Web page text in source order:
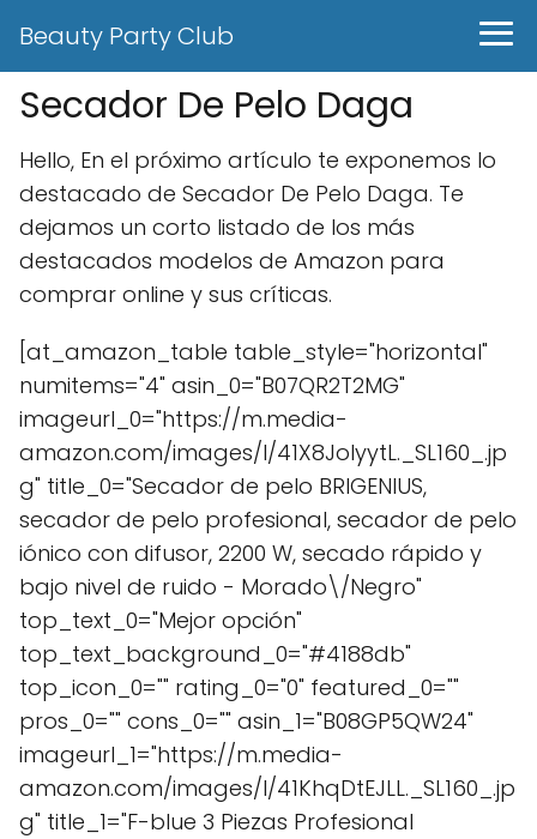
Beauty Party Club
Secador De Pelo Daga
Hello, En el próximo artículo te exponemos lo
destacado de Secador De Pelo Daga. Te
dejamos un corto listado de los más
destacados modelos de Amazon para
comprar online y sus críticas.
[at_amazon_table table_style="horizontal"
numitems="4" asin_0="B07QR2T2MG"
imageurl_0="https://m.media-
amazon.com/images/I/41X8JolyytL._SL160_.jp
g" title_0="Secador de pelo BRIGENIUS,
secador de pelo profesional, secador de pelo
iónico con difusor, 2200 W, secado rápido y
bajo nivel de ruido - Morado\/Negro"
top_text_0="Mejor opción"
top_text_background_0="#4188db"
top_icon_0="" rating_0="0" featured_0=""
pros_0="" cons_0="" asin_1="B08GP5QW24"
imageurl_1="https://m.media-
amazon.com/images/I/41KhqDtEJLL._SL160_.jp
g" title_1="F-blue 3 Piezas Profesional